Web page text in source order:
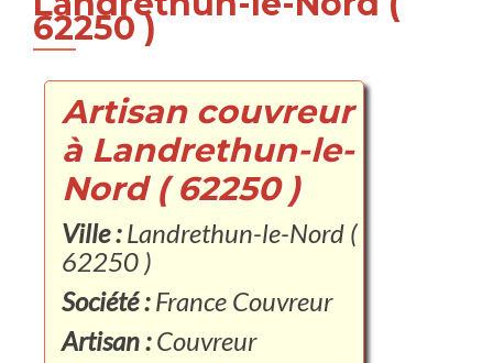
62250 )
Artisan couvreur
à Landrethun-le-
Nord ( 62250 )
Ville :Landrethun-le-Nord (
62250 )
Société :France Couvreur
Artisan :Couvreur